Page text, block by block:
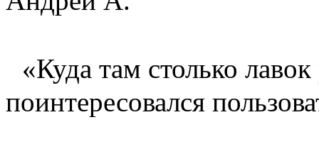
«Куда там столько
поинтересовался